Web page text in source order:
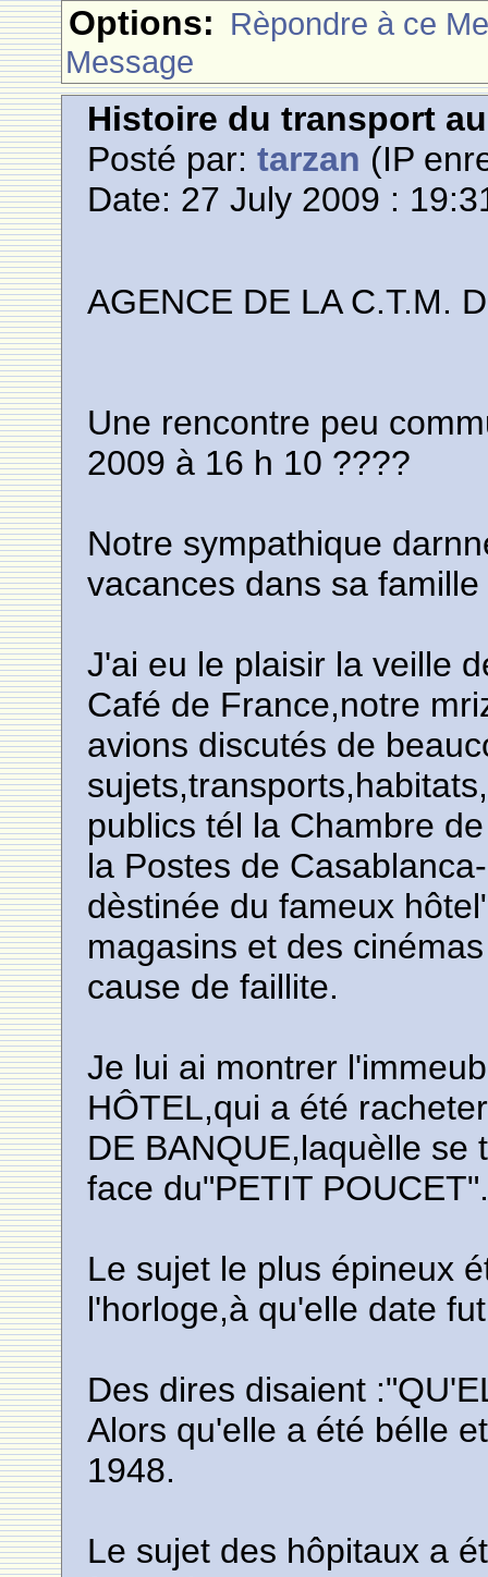
Options: Rèpondre à ce
Message
Histoire du transport
Posté par:tarzan (IP
Date: 27 July 2009 :
AGENCE DE LA C.T.M.
Une rencontre peu
2009 à 16 h 10 ????
Notre sympathique
vacances dans sa
J'ai eu le plaisir la veille
Café de France,notre
avions discutés de
publics tél la Chambre
la Postes de
dèstinée du fameux
magasins et des
cause de faillite.
Je lui ai montrer
HÔTEL,qui a été
DE BANQUE,laquèlle
face du"PETIT
Le sujet le plus épineux
l'horloge,à qu'elle date
Des dires disaient
Alors qu'elle a été bélle
1948.
Le sujet des hôpitaux a